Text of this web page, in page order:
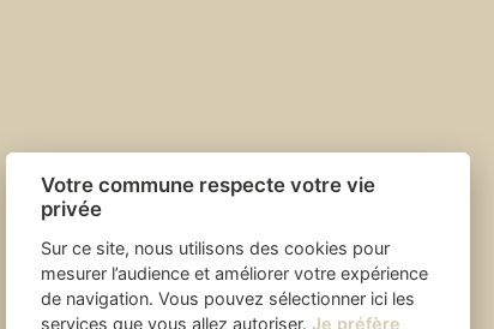
Votre commune respecte votre vie
privée
Sur ce site, nous utilisons des cookies pour
mesurer l’audience et améliorer votre expérience
de navigation. Vous pouvez sélectionner ici les
services que vous allez autoriser. Je préfère